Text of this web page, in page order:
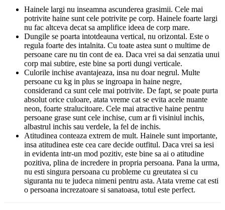
Hainele largi nu inseamna ascunderea grasimii. Cele mai
potrivite haine sunt cele potrivite pe corp. Hainele foarte largi
nu fac altceva decat sa amplifice ideea de corp mare.
Dungile se poarta intotdeauna vertical, nu orizontal. Este o
regula foarte des intalnita. Cu toate astea sunt o multime de
persoane care nu tin cont de ea. Daca vrei sa dai senzatia unui
corp mai subtire, este bine sa porti dungi verticale.
Culorile inchise avantajeaza, insa nu doar negrul. Multe
persoane cu kg in plus se ingroapa in haine negre,
considerand ca sunt cele mai potrivite. De fapt, se poate purta
absolut orice culoare, atata vreme cat se evita acele nuante
neon, foarte stralucitoare. Cele mai atractive haine pentru
persoane grase sunt cele inchise, cum ar fi visiniul inchis,
albastrul inchis sau verdele, la fel de inchis.
Atitudinea conteaza extrem de mult. Hainele sunt importante,
insa atitudinea este cea care decide outfitul. Daca vrei sa iesi
in evidenta intr-un mod pozitiv, este bine sa ai o atitudine
pozitiva, plina de incredere in propria persoana. Pana la urma,
nu esti singura persoana cu probleme cu greutatea si cu
siguranta nu te judeca nimeni pentru asta. Atata vreme cat esti
o persoana increzatoare si sanatoasa, totul este perfect.